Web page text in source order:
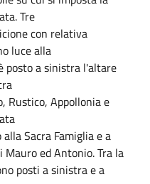
Tre
con relativa
luce alla
posto a sinistra l'altare
Rustico, Appollonia e
Sacra Famiglia e a
ed Antonio. Tra la
posti a sinistra e a